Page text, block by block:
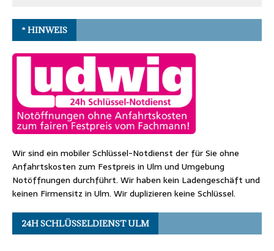
* HINWEIS
Wir sind ein mobiler Schlüssel-Notdienst der für Sie ohne
Anfahrtskosten zum Festpreis in Ulm und Umgebung
Notöffnungen durchführt. Wir haben kein Ladengeschäft und
keinen Firmensitz in Ulm. Wir duplizieren keine Schlüssel.
24H SCHLÜSSELDIENST ULM